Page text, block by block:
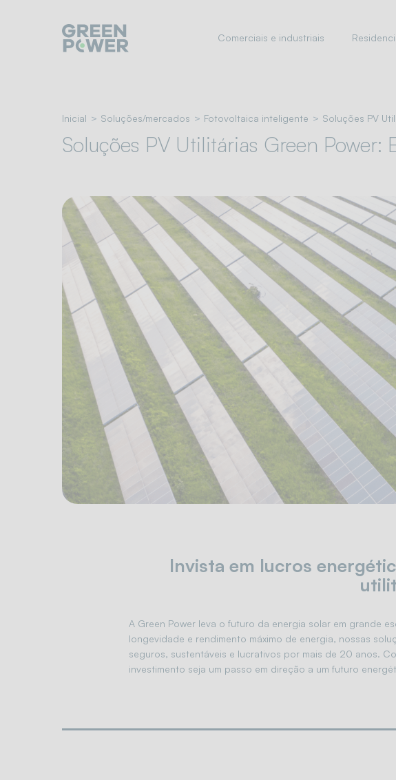
Comerciais e industriais
Inicial Soluções/mercados Fotovoltaica inteligente Soluções PV
Soluções PV Utilitárias Green Power:
Invista em lucros
A Green Power leva o futuro da energia solar em grande
longevidade e rendimento máximo de energia, nossas
seguros, sustentáveis e lucrativos por mais de 20 anos.
investimento seja um passo em direção a um futuro